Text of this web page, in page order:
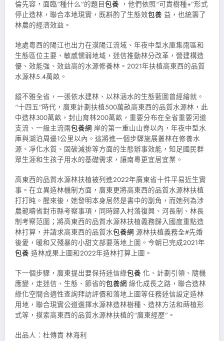
倫先容，面臨“種什么”的題目包養 ，他們依照“可貴樹種+”形式
停止造林，聯合本地現實，既斟酌了生態效包養 益，也統籌了
林農的經濟效益。
地處粵西的陽江也出力在漠陽江流域、年夜中型水庫集雨區和
生態區位主要、敏感懦弱地域，迷信推動林分改革，營建構造
優、效能強、效益高的水源修養林。2021年扶植高東西的品質
水源林5.4萬畝。
縱不雅全省，一張依水建林、以林涵水的生態藍圖曾經繪就。
“十四五”時代，廣東計劃扶植500萬畝高東西的品質水源林，此
中造林300萬畝，封山育林200萬畝，重要分布在全省重要河道
支流、一級主流兩包養網 岸的第一重山山脊以內，年夜中型水
庫與湖泊周邊1公里以內。這將進一個步驟施展叢林在修養水
源、凈化水質、固碳減排等方面的生態辦事效能，知足國民群
眾生涯和生孩子用水的基礎需求，讓南粵更宜居宜業。
高東西的品質水源林扶植被列進2022年廣東省十件平易近生實
事。在立異造林機制方面，廣東更將高東西的品質水源林扶植
打打盹。醒來後，她發明本身居然是書中的副角，而她列為涉
農範疇省對市縣考察事項，同時歸入村落復興、河長制、林長
制考察范圍；將高東西的品質水源林扶植義務歸入國度重點造
林打算，并請求高東西的品質水包養網 源林扶植義務全#先婚
後愛，暖和又殘暴的小甜文部要落地上圖。今朝已完成2021年
包養 造林成果上圖和2022年造林打算上圖。
下一個步驟，廣東提出要保持迷信綠包養 化、計劃引領、隨機
應變，走迷信、生態、節省的包養網 綠化成長之路，聯合造林
綠化空間合適性查詢拜訪評價和落地上圖等任務迷信設定造林
用地，聯合現實公道選擇水源林造林樹種、造林方法和蒔植形
式等，摸索高東西的品質水源林扶植的“廣東經歷”。
出品人：杜傳貴 林海利